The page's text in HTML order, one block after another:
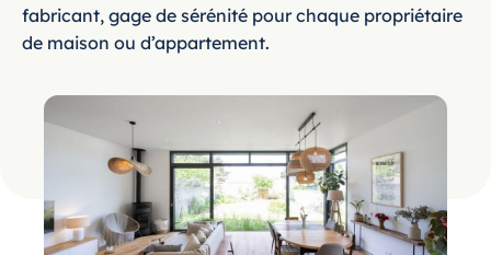
fabricant, gage de sérénité pour chaque propriétaire
de maison ou d’appartement.